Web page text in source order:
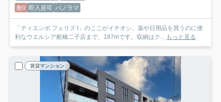
敷0 即入居可 パノラマ
「ティエンポ フェリズ I」のここがイチオシ。薬や日用品を買うのに便
利なウエルシア船橋二子店まで、187mです。収納はク... もっと見る
賃貸マンション